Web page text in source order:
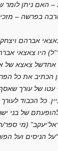
– האם ניתן
אברהם
אחדשל צאצא של
הכתיב את כל
של עורך
כל הכבוד לעורך